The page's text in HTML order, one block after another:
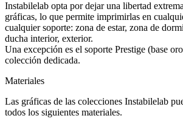
Instabilelab opta por dejar una libertad
gráficas, lo que permite imprimirlas en
cualquier soporte: zona de estar, zona de
ducha interior, exterior.
Una excepción es el soporte Prestige (base
colección dedicada.
Materiales
Las gráficas de las colecciones Instabilelab
todos los siguientes materiales.